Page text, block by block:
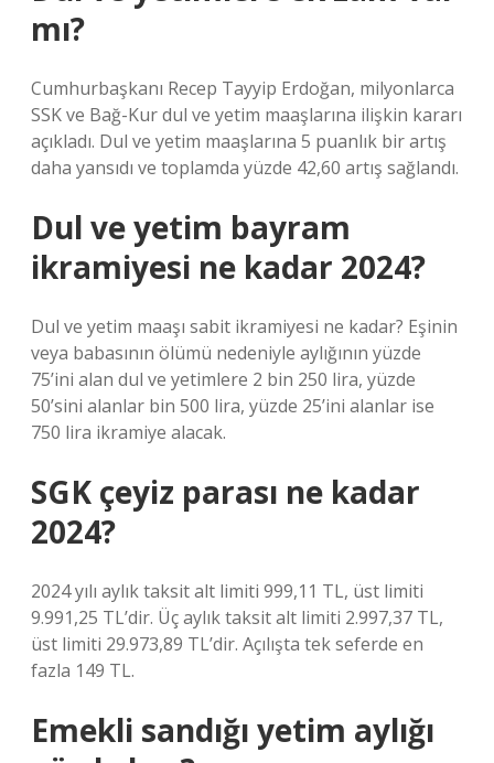
mı?
Cumhurbaşkanı Recep Tayyip Erdoğan, milyonlarca
SSK ve Bağ-Kur dul ve yetim maaşlarına ilişkin kararı
açıkladı. Dul ve yetim maaşlarına 5 puanlık bir artış
daha yansıdı ve toplamda yüzde 42,60 artış sağlandı.
Dul ve yetim bayram
ikramiyesi ne kadar 2024?
Dul ve yetim maaşı sabit ikramiyesi ne kadar? Eşinin
veya babasının ölümü nedeniyle aylığının yüzde
75’ini alan dul ve yetimlere 2 bin 250 lira, yüzde
50’sini alanlar bin 500 lira, yüzde 25’ini alanlar ise
750 lira ikramiye alacak.
SGK çeyiz parası ne kadar
2024?
2024 yılı aylık taksit alt limiti 999,11 TL, üst limiti
9.991,25 TL’dir. Üç aylık taksit alt limiti 2.997,37 TL,
üst limiti 29.973,89 TL’dir. Açılışta tek seferde en
fazla 149 TL.
Emekli sandığı yetim aylığı